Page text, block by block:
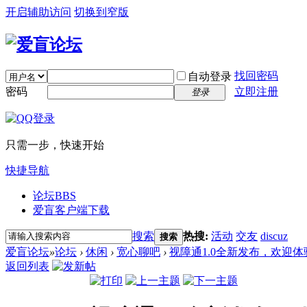
开启辅助访问 切换到窄版
自动登录 找回密码
密码
登录 立即注册
只需一步，快速开始
快捷导航
论坛BBS
爱盲客户端下载
搜索 搜索 热搜: 活动 交友 discuz
爱盲论坛»论坛 › 休闲 › 宽心聊吧 › 视障通1.0全新发布，欢迎体
返回列表